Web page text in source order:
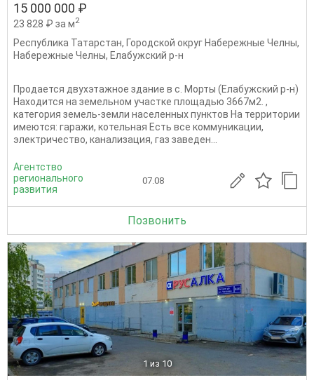
15 000 000 ₽
23 828 ₽ за м2
Республика Татарстан, Городской округ Набережные Челны,
Набережные Челны, Елабужский р-н
Продается двухэтажное здание в с. Морты (Елабужский р-н)
Находится на земельном участке площадью 3667м2. ,
категория земель-земли населенных пунктов На территории
имеются: гаражи, котельная Есть все коммуникации,
электричество, канализация, газ заведен...
Агентство
регионального
развития
07.08
Позвонить
1 из 10